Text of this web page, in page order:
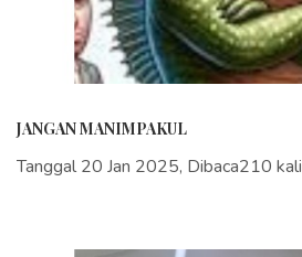
JANGAN MANIMPAKUL
Tanggal 20 Jan 2025, Dibaca210 kali